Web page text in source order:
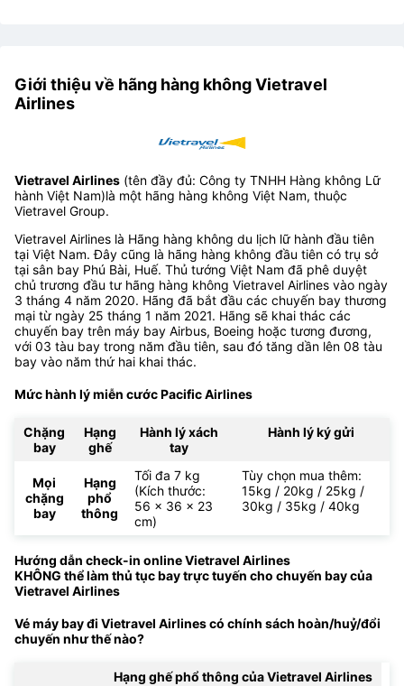
Giới thiệu về hãng hàng không Vietravel
Airlines
Vietravel Airlines (tên đầy đủ: Công ty TNHH Hàng không Lữ
hành Việt Nam)là một hãng hàng không Việt Nam, thuộc
Vietravel Group.
Vietravel Airlines là Hãng hàng không du lịch lữ hành đầu tiên
tại Việt Nam. Đây cũng là hãng hàng không đầu tiên có trụ sở
tại sân bay Phú Bài, Huế. Thủ tướng Việt Nam đã phê duyệt
chủ trương đầu tư hãng hàng không Vietravel Airlines vào ngày
3 tháng 4 năm 2020. Hãng đã bắt đầu các chuyến bay thương
mại từ ngày 25 tháng 1 năm 2021. Hãng sẽ khai thác các
chuyến bay trên máy bay Airbus, Boeing hoặc tương đương,
với 03 tàu bay trong năm đầu tiên, sau đó tăng dần lên 08 tàu
bay vào năm thứ hai khai thác.
Mức hành lý miễn cước Pacific Airlines
Chặng
bay
Hạng
ghế
Hành lý xách
tay
Hành lý ký gửi
Mọi
chặng
bay
Hạng
phổ
thông
Tối đa 7 kg
(Kích thước:
56 x 36 x 23
cm)
Tùy chọn mua thêm:
15kg / 20kg / 25kg /
30kg / 35kg / 40kg
Hướng dẫn check-in online Vietravel Airlines
KHÔNG thể làm thủ tục bay trực tuyến cho chuyến bay của
Vietravel Airlines
Vé máy bay đi Vietravel Airlines có chính sách hoàn/huỷ/đổi
chuyến như thế nào?
Hạng ghế phổ thông của Vietravel Airlines